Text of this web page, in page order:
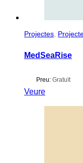
Projectes
MedSeaRise
Preu: Gratuït
Veure